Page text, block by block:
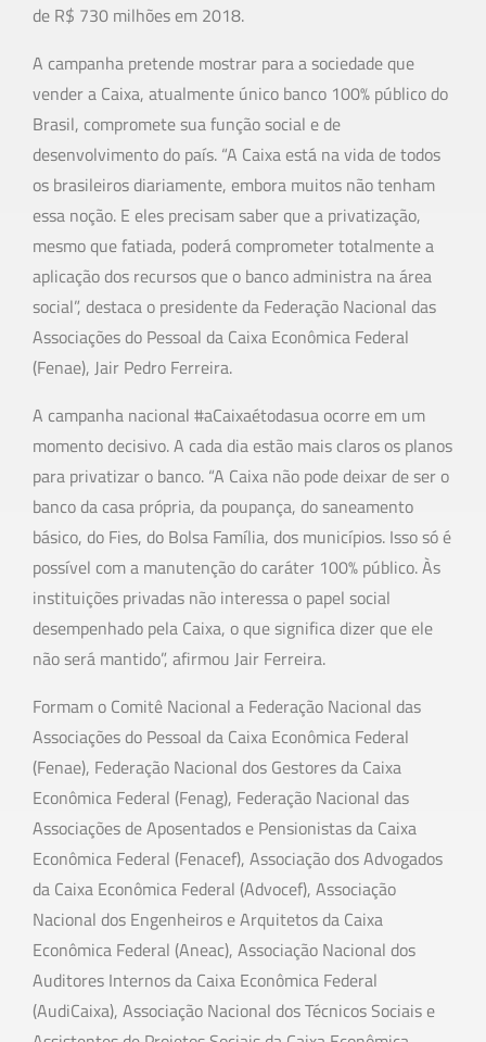
de R$ 730 milhões em 2018.
A campanha pretende mostrar para a sociedade que
vender a Caixa, atualmente único banco 100% público do
Brasil, compromete sua função social e de
desenvolvimento do país. “A Caixa está na vida de todos
os brasileiros diariamente, embora muitos não tenham
essa noção. E eles precisam saber que a privatização,
mesmo que fatiada, poderá comprometer totalmente a
aplicação dos recursos que o banco administra na área
social”, destaca o presidente da Federação Nacional das
Associações do Pessoal da Caixa Econômica Federal
(Fenae), Jair Pedro Ferreira.
A campanha nacional #aCaixaétodasua ocorre em um
momento decisivo. A cada dia estão mais claros os planos
para privatizar o banco. “A Caixa não pode deixar de ser o
banco da casa própria, da poupança, do saneamento
básico, do Fies, do Bolsa Família, dos municípios. Isso só é
possível com a manutenção do caráter 100% público. Às
instituições privadas não interessa o papel social
desempenhado pela Caixa, o que significa dizer que ele
não será mantido”, afirmou Jair Ferreira.
Formam o Comitê Nacional a Federação Nacional das
Associações do Pessoal da Caixa Econômica Federal
(Fenae), Federação Nacional dos Gestores da Caixa
Econômica Federal (Fenag), Federação Nacional das
Associações de Aposentados e Pensionistas da Caixa
Econômica Federal (Fenacef), Associação dos Advogados
da Caixa Econômica Federal (Advocef), Associação
Nacional dos Engenheiros e Arquitetos da Caixa
Econômica Federal (Aneac), Associação Nacional dos
Auditores Internos da Caixa Econômica Federal
(AudiCaixa), Associação Nacional dos Técnicos Sociais e